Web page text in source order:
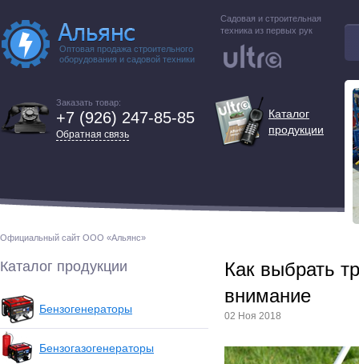
Оптовая продажа строительного
оборудования и садовой техники
Садовая и строительная
техника из первых рук
Заказать товар:
+7 (926) 247-85-85
Обратная связь
Каталог
продукции
Официальный сайт ООО «Альянс»
Каталог продукции
Бензогенераторы
Бензогазогенераторы
Как выбрать
внимание
02 Ноя 2018